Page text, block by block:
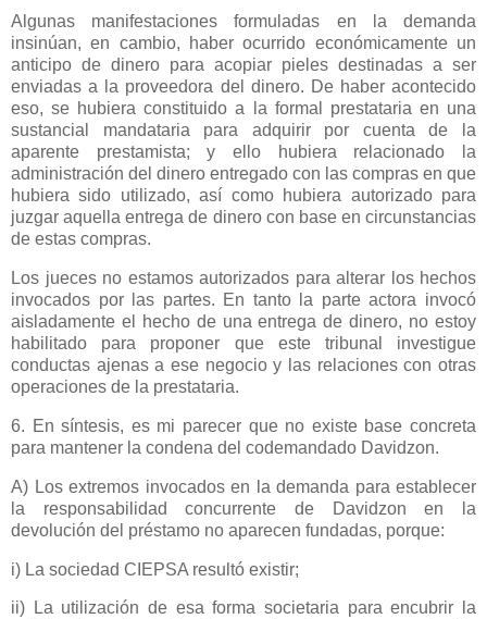
Algunas manifestaciones formuladas en la demanda
insinúan, en cambio, haber ocurrido económicamente un
anticipo de dinero para acopiar pieles destinadas a ser
enviadas a la proveedora del dinero. De haber acontecido
eso, se hubiera constituido a la formal prestataria en una
sustancial mandataria para adquirir por cuenta de la
aparente prestamista; y ello hubiera relacionado la
administración del dinero entregado con las compras en que
hubiera sido utilizado, así como hubiera autorizado para
juzgar aquella entrega de dinero con base en circunstancias
de estas compras.
Los jueces no estamos autorizados para alterar los hechos
invocados por las partes. En tanto la parte actora invocó
aisladamente el hecho de una entrega de dinero, no estoy
habilitado para proponer que este tribunal investigue
conductas ajenas a ese negocio y las relaciones con otras
operaciones de la prestataria.
6. En síntesis, es mi parecer que no existe base concreta
para mantener la condena del codemandado Davidzon.
A) Los extremos invocados en la demanda para establecer
la responsabilidad concurrente de Davidzon en la
devolución del préstamo no aparecen fundadas, porque:
i) La sociedad CIEPSA resultó existir;
ii) La utilización de esa forma societaria para encubrir la